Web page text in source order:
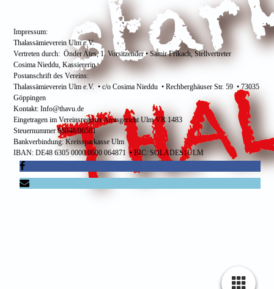
Impressum:
Thalassämieverein Ulm e.V.
Vertreten durch: Önder Ates, 1. Vorsitzender • Samir Frikach, Stellvertreter
Cosima Nieddu, Kassiererin
Postanschrift des Vereins:
Thalassämieverein Ulm e.V. • c/o Cosima Nieddu • Rechberghäuser Str. 59 • 73035
Göppingen
Kontakt: Info@thavu.de
Eingetragen im Vereinsregister Amtsgericht Ulm VR 1483
Steuernummer 88048/06581
Bankverbindung: Kreissparkasse Ulm
IBAN: DE48 6305 0000 0000 064871 • BIC: SOLADES1ULM